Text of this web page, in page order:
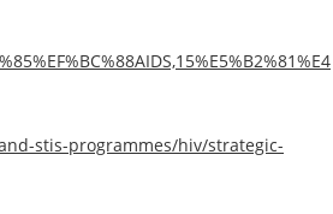
stis-programmes/hiv/strategic-